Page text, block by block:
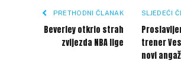
PRETHODNI ČLANAK
Beverley otkrio strah
zvijezda NBA lige
SLJEDEĆI
trener
novi